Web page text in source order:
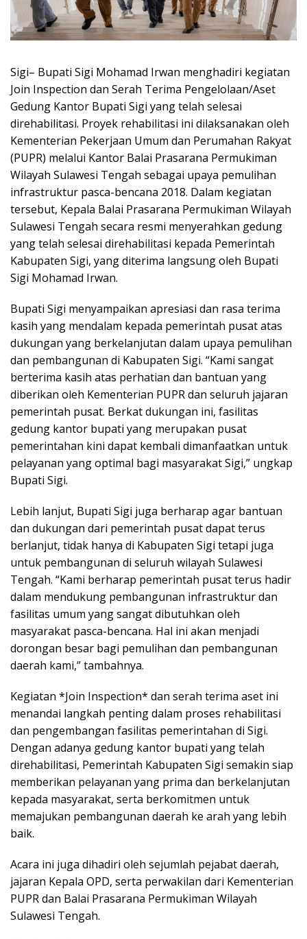
Sigi– Bupati Sigi Mohamad Irwan menghadiri kegiatan
Join Inspection dan Serah Terima Pengelolaan/Aset
Gedung Kantor Bupati Sigi yang telah selesai
direhabilitasi. Proyek rehabilitasi ini dilaksanakan oleh
Kementerian Pekerjaan Umum dan Perumahan Rakyat
(PUPR) melalui Kantor Balai Prasarana Permukiman
Wilayah Sulawesi Tengah sebagai upaya pemulihan
infrastruktur pasca-bencana 2018. Dalam kegiatan
tersebut, Kepala Balai Prasarana Permukiman Wilayah
Sulawesi Tengah secara resmi menyerahkan gedung
yang telah selesai direhabilitasi kepada Pemerintah
Kabupaten Sigi, yang diterima langsung oleh Bupati
Sigi Mohamad Irwan.
Bupati Sigi menyampaikan apresiasi dan rasa terima
kasih yang mendalam kepada pemerintah pusat atas
dukungan yang berkelanjutan dalam upaya pemulihan
dan pembangunan di Kabupaten Sigi. “Kami sangat
berterima kasih atas perhatian dan bantuan yang
diberikan oleh Kementerian PUPR dan seluruh jajaran
pemerintah pusat. Berkat dukungan ini, fasilitas
gedung kantor bupati yang merupakan pusat
pemerintahan kini dapat kembali dimanfaatkan untuk
pelayanan yang optimal bagi masyarakat Sigi,” ungkap
Bupati Sigi.
Lebih lanjut, Bupati Sigi juga berharap agar bantuan
dan dukungan dari pemerintah pusat dapat terus
berlanjut, tidak hanya di Kabupaten Sigi tetapi juga
untuk pembangunan di seluruh wilayah Sulawesi
Tengah. “Kami berharap pemerintah pusat terus hadir
dalam mendukung pembangunan infrastruktur dan
fasilitas umum yang sangat dibutuhkan oleh
masyarakat pasca-bencana. Hal ini akan menjadi
dorongan besar bagi pemulihan dan pembangunan
daerah kami,” tambahnya.
Kegiatan *Join Inspection* dan serah terima aset ini
menandai langkah penting dalam proses rehabilitasi
dan pengembangan fasilitas pemerintahan di Sigi.
Dengan adanya gedung kantor bupati yang telah
direhabilitasi, Pemerintah Kabupaten Sigi semakin siap
memberikan pelayanan yang prima dan berkelanjutan
kepada masyarakat, serta berkomitmen untuk
memajukan pembangunan daerah ke arah yang lebih
baik.
Acara ini juga dihadiri oleh sejumlah pejabat daerah,
jajaran Kepala OPD, serta perwakilan dari Kementerian
PUPR dan Balai Prasarana Permukiman Wilayah
Sulawesi Tengah.